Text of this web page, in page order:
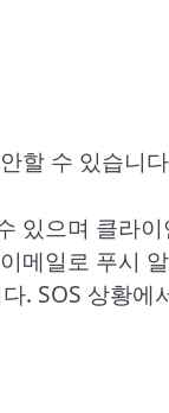
할 수 있습니
있으며 클라
메일로 푸시
. SOS 상황에